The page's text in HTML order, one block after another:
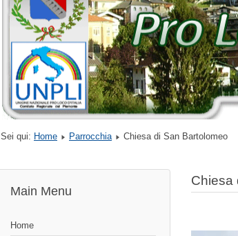
Sei qui: Home Parrocchia Chiesa di San Bartolomeo
Main Menu
Home
Chiesa